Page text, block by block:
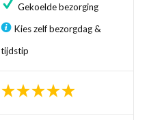
Gekoelde bezorging
Kies zelf bezorgdag &
tijdstip